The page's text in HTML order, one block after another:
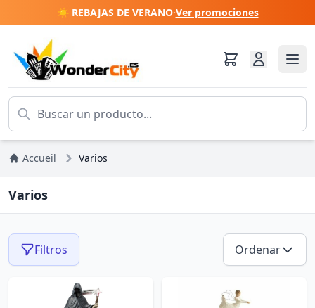
☀️ REBAJAS DE VERANO·Ver promociones
Accueil Varios
Varios
Filtros Ordenar